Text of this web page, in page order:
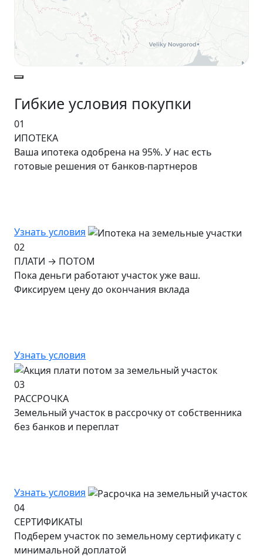
Гибкие условия покупки
01
ИПОТЕКА
Ваша ипотека одобрена на 95%. У нас есть
готовые решения от банков-партнеров
Узнать условия
02
ПЛАТИ → ПОТОМ
Пока деньги работают участок уже ваш.
Фиксируем цену до окончания вклада
Узнать условия
03
РАССРОЧКА
Земельный участок в рассрочку от собственника
без банков и переплат
Узнать условия
04
СЕРТИФИКАТЫ
Подберем участок по земельному сертификату с
минимальной доплатой